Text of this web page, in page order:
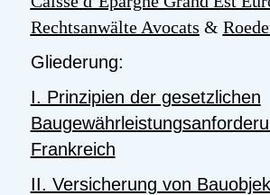
Rechtsanwälte Avocats &
Gliederung:
I. Prinzipien der gesetzlichen
Frankreich
II. Versicherung von